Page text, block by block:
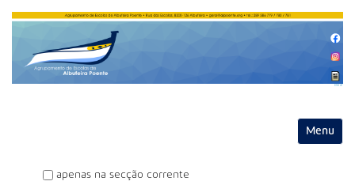
Toggle
P
apenas na secção corrente